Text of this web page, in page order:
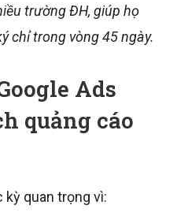
trường ĐH, giúp họ
chỉ trong vòng 45 ngày.
Ads
quảng cáo
kỳ quan trọng vì: